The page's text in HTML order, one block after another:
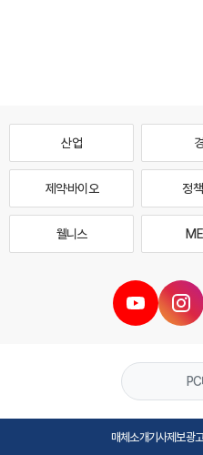
산업
제약·바이오 정
웰니스
매체소개기사제보광